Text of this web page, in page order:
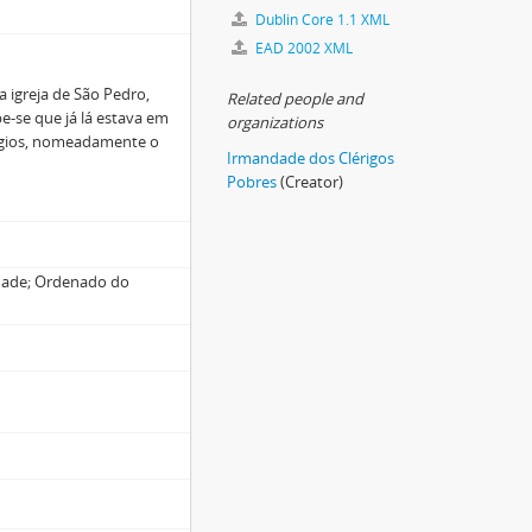
igreja de São Pedro,
se que já lá estava em
nomeadamente o
Ordenado do
Dublin Core 1.1 XML
EAD 2002 XML
Related people and
organizations
Irmandade dos Clérigos
Pobres(Creator)